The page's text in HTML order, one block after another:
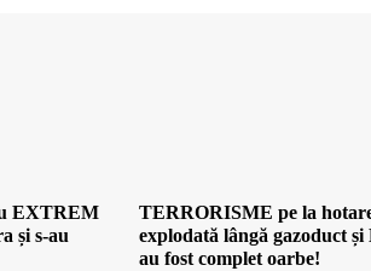
EXTREM
și s-au
TERRORISME pe la
explodată lângă gazoduct
au fost complet oarbe!